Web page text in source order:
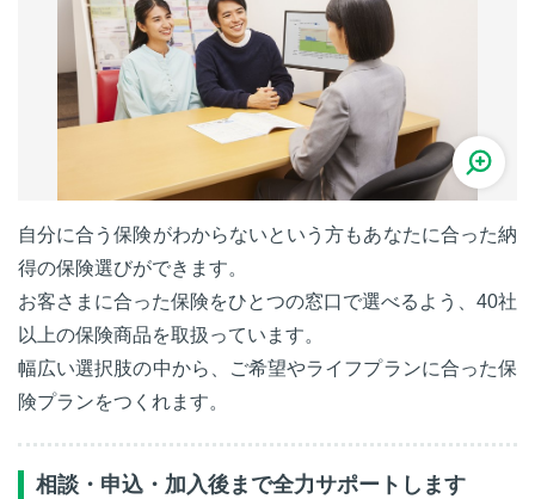
自分に合う保険がわからないという方もあなたに合った納
得の保険選びができます。
お客さまに合った保険をひとつの窓口で選べるよう、40社
以上の保険商品を取扱っています。
幅広い選択肢の中から、ご希望やライフプランに合った保
険プランをつくれます。
相談・申込・加入後まで全力サポートします